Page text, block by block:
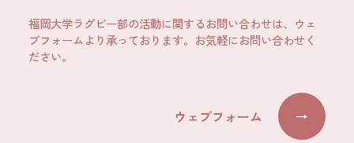
福岡大学ラグビー部の活動に関するお問い合わせは、ウェ
ブフォームより承っております。お気軽にお問い合わせく
ださい。
ウェブフォーム →